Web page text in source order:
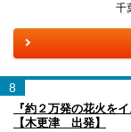
千
8
『約２万発の花火を
【木更津 出発】